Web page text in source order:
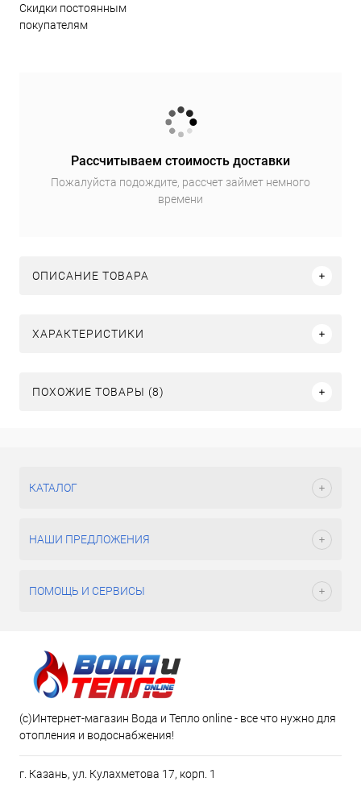
Скидки постоянным
покупателям
Рассчитываем стоимость доставки
Пожалуйста подождите, рассчет займет немного
времени
ОПИСАНИЕ ТОВАРА
ХАРАКТЕРИСТИКИ
ПОХОЖИЕ ТОВАРЫ (8)
КАТАЛОГ
НАШИ ПРЕДЛОЖЕНИЯ
ПОМОЩЬ И СЕРВИСЫ
(c)Интернет-магазин Вода и Тепло online - все что нужно для
отопления и водоснабжения!
г. Казань, ул. Кулахметова 17, корп. 1